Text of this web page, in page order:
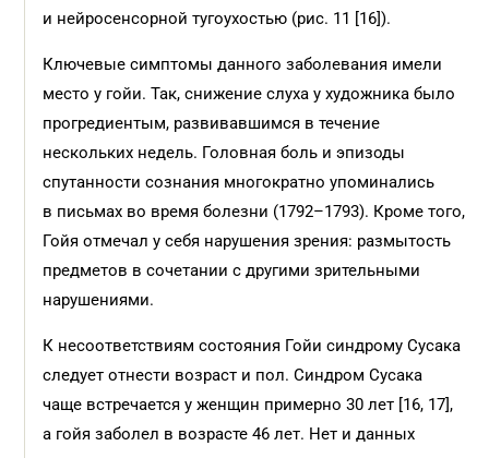
и нейросенсорной тугоухостью (рис. 11 [16]).
Ключевые симптомы данного заболевания имели
место у гойи. Так, снижение слуха у художника было
прогредиентым, развивавшимся в течение
нескольких недель. Головная боль и эпизоды
спутанности сознания многократно упоминались
в письмах во время болезни (1792–1793). Кроме того,
Гойя отмечал у себя нарушения зрения: размытость
предметов в сочетании с другими зрительными
нарушениями.
К несоответствиям состояния Гойи синдрому Сусака
следует отнести возраст и пол. Синдром Сусака
чаще встречается у женщин примерно 30 лет [16, 17],
а гойя заболел в возрасте 46 лет. Нет и данных